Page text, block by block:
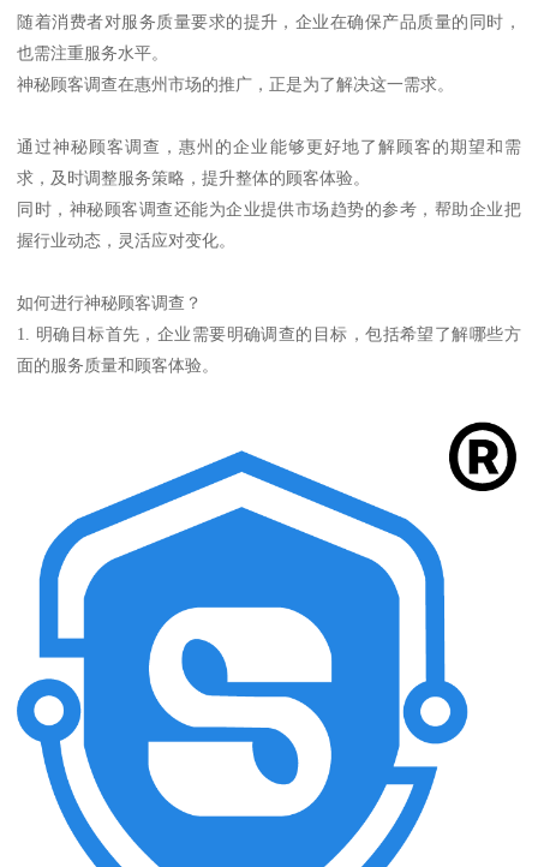
随着消费者对服务质量要求的提升，企业在确保产品质量的同时，
也需注重服务水平。
神秘顾客调查在惠州市场的推广，正是为了解决这一需求。
通过神秘顾客调查，惠州的企业能够更好地了解顾客的期望和需
求，及时调整服务策略，提升整体的顾客体验。
同时，神秘顾客调查还能为企业提供市场趋势的参考，帮助企业把
握行业动态，灵活应对变化。
如何进行神秘顾客调查？
1. 明确目标首先，企业需要明确调查的目标，包括希望了解哪些方
面的服务质量和顾客体验。